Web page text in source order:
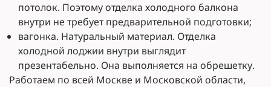
потолок. Поэтому отделка холодного балкона
внутри не требует предварительной подготовки;
вагонка. Натуральный материал. Отделка
холодной лоджии внутри выглядит
презентабельно. Она выполняется на обрешетку.
Работаем по всей Москве и Московской области,